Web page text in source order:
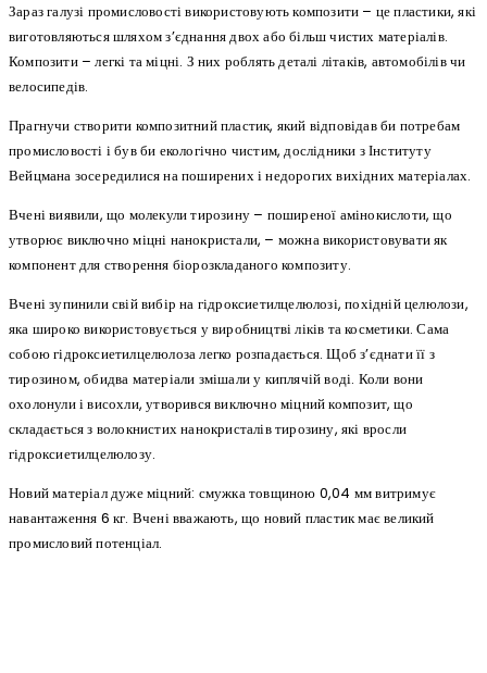
Зараз галузі промисловості використовують композити – це пластики, які
виготовляються шляхом з’єднання двох або більш чистих матеріалів.
Композити – легкі та міцні. З них роблять деталі літаків, автомобілів чи
велосипедів.
Прагнучи створити композитний пластик, який відповідав би потребам
промисловості і був би екологічно чистим, дослідники з Інституту
Вейцмана зосередилися на поширених і недорогих вихідних матеріалах.
Вчені виявили, що молекули тирозину – поширеної амінокислоти, що
утворює виключно міцні нанокристали, – можна використовувати як
компонент для створення біорозкладаного композиту.
Вчені зупинили свій вибір на гідроксиетилцелюлозі, похідній целюлози,
яка широко використовується у виробництві ліків та косметики. Сама
собою гідроксиетилцелюлоза легко розпадається. Щоб з’єднати її з
тирозином, обидва матеріали змішали у киплячій воді. Коли вони
охолонули і висохли, утворився виключно міцний композит, що
складається з волокнистих нанокристалів тирозину, які вросли
гідроксиетилцелюлозу.
Новий матеріал дуже міцний: смужка товщиною 0,04 мм витримує
навантаження 6 кг. Вчені вважають, що новий пластик має великий
промисловий потенціал.